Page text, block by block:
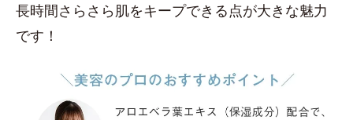
長時間さらさら肌をキープできる点が大きな魅力
です！